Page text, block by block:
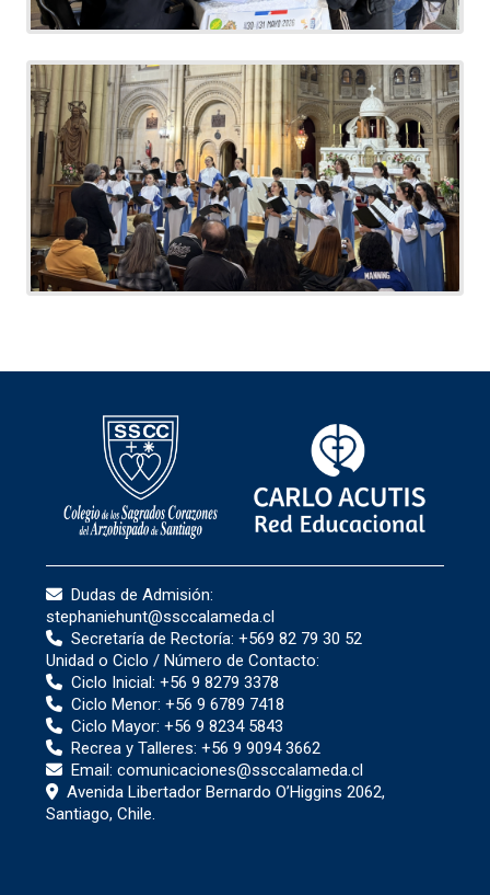
Dudas de Admisión:
stephaniehunt@ssccalameda.cl
Secretaría de Rectoría: +569 82 79 30 52
Unidad o Ciclo / Número de Contacto:
Ciclo Inicial: +56 9 8279 3378
Ciclo Menor: +56 9 6789 7418
Ciclo Mayor: +56 9 8234 5843
Recrea y Talleres: +56 9 9094 3662
Email: comunicaciones@ssccalameda.cl
Avenida Libertador Bernardo O’Higgins 2062,
Santiago, Chile.